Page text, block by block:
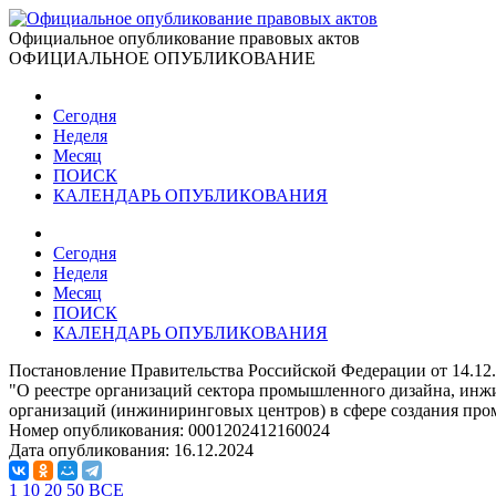
Официальное опубликование правовых актов
ОФИЦИАЛЬНОЕ ОПУБЛИКОВАНИЕ
Сегодня
Неделя
Месяц
ПОИСК
КАЛЕНДАРЬ ОПУБЛИКОВАНИЯ
Сегодня
Неделя
Месяц
ПОИСК
КАЛЕНДАРЬ ОПУБЛИКОВАНИЯ
Постановление Правительства Российской Федерации от
"О реестре организаций сектора промышленного дизайна,
организаций (инжиниринговых центров) в сфере создания
Номер опубликования: 0001202412160024
Дата опубликования: 16.12.2024
1 10 20 50 ВСЕ